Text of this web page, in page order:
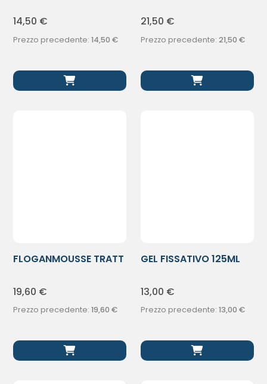
14,50 €
Prezzo precedente:14,50 €
21,50 €
Prezzo precedente: 21,50 €
FLOGANMOUSSE TRATT
19,60 €
Prezzo precedente:19,60 €
GEL FISSATIVO 125ML
13,00 €
Prezzo precedente: 13,00 €